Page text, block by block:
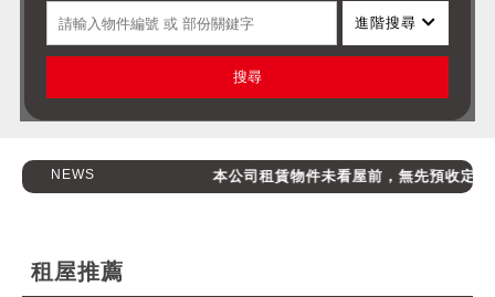
進階搜尋
搜尋
NEWS 本公司租賃物件未看屋前，無先預收定金，
租屋推薦